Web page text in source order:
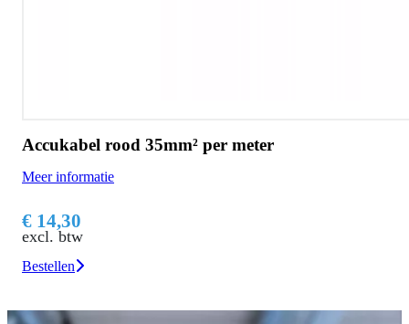
Accukabel rood 35mm² per meter
Meer informatie
€ 14,30
excl. btw
Bestellen